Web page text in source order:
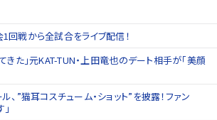
回戦から全試合をライブ配信！
きた」元KAT-TUN・上田竜也のデート相手が「美顔
、”猫耳コスチューム・ショット”を披露！ファン